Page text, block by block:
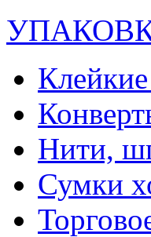
Нити,
Сумки